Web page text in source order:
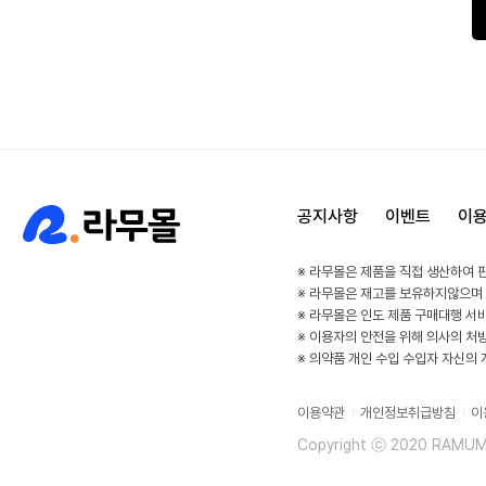
공지사항 이벤트 이
※ 라무몰은 제품을 직접 생산하여
※ 라무몰은 재고를 보유하지않으
※ 라무몰은 인도 제품 구매대행 서
※ 이용자의 안전을 위해 의사의 처
※ 의약품 개인 수입 수입자 자신의
이용약관 개인정보취급방침
Copyright ⓒ 2020